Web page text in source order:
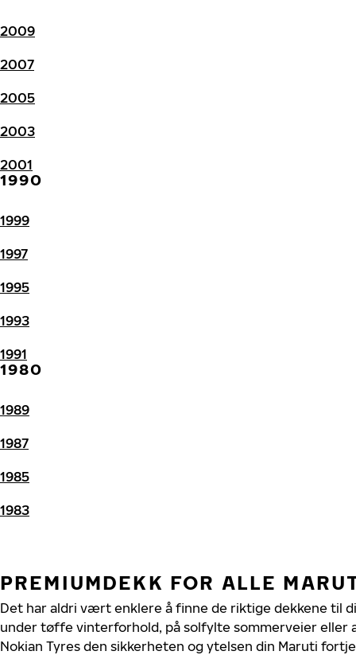
2009
2007
2005
2003
2001
1990
1999
1997
1995
1993
1991
1980
1989
1987
1985
1983
PREMIUMDEKK FOR ALLE
Det har aldri vært enklere å finne de riktige dekkene til
under tøffe vinterforhold, på solfylte sommerveier eller
Nokian Tyres den sikkerheten og ytelsen din Maruti